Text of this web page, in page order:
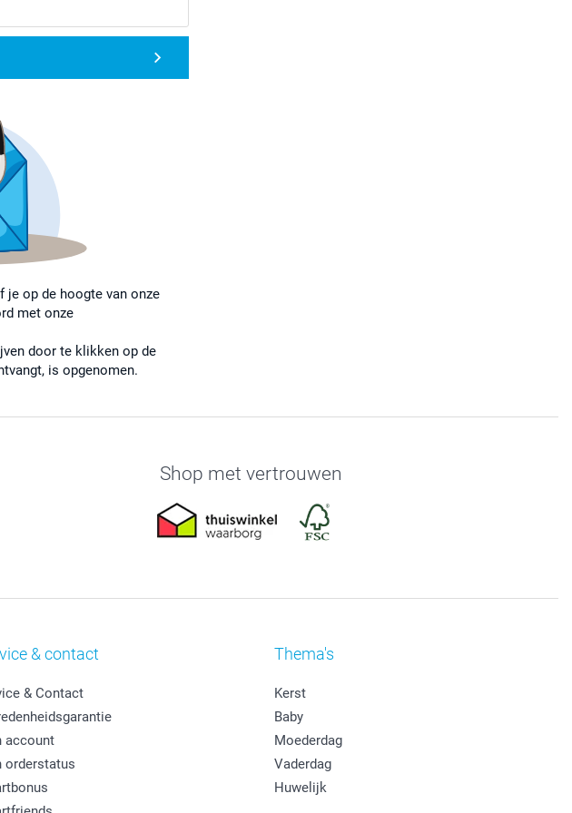
je op de hoogte van onze
met onze
door te klikken op de
is opgenomen.
Shop met vertrouwen
& contact
& Contact
account
orderstatus
Thema's
Kerst
Baby
Moederdag
Vaderdag
Huwelijk